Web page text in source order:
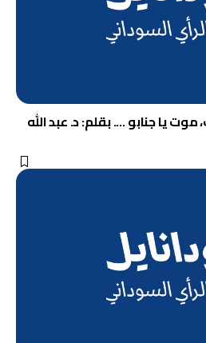
موت يا جنابو …. بقلم: د. عبد الله